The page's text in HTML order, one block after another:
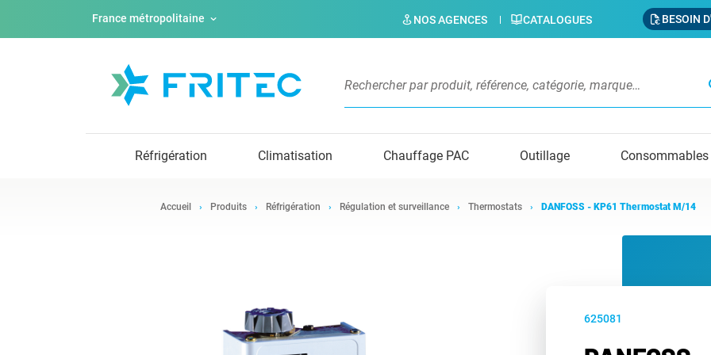
France métropolitaine NOS AGENCES CATALOGUES BESOIN
Réfrigération Climatisation Chauffage PAC Outillage Consommables
Accueil Produits Réfrigération Régulation et surveillance Thermostats DANFOSS - KP61 Thermostat M/14
625081